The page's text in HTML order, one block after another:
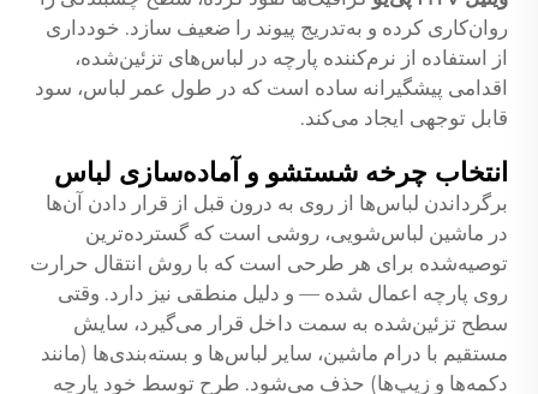
روان‌کاری کرده و به‌تدریج پیوند را ضعیف سازد. خودداری
از استفاده از نرم‌کننده پارچه در لباس‌های تزئین‌شده،
اقدامی پیشگیرانه ساده است که در طول عمر لباس، سود
قابل توجهی ایجاد می‌کند.
انتخاب چرخه شستشو و آماده‌سازی لباس
برگرداندن لباس‌ها از روی به درون قبل از قرار دادن آن‌ها
در ماشین لباس‌شویی، روشی است که گسترده‌ترین
توصیه‌شده برای هر طرحی است که با روش انتقال حرارت
روی پارچه اعمال شده — و دلیل منطقی نیز دارد. وقتی
سطح تزئین‌شده به سمت داخل قرار می‌گیرد، سایش
مستقیم با درام ماشین، سایر لباس‌ها و بسته‌بندی‌ها (مانند
دکمه‌ها و زیپ‌ها) حذف می‌شود. طرح توسط خود پارچه